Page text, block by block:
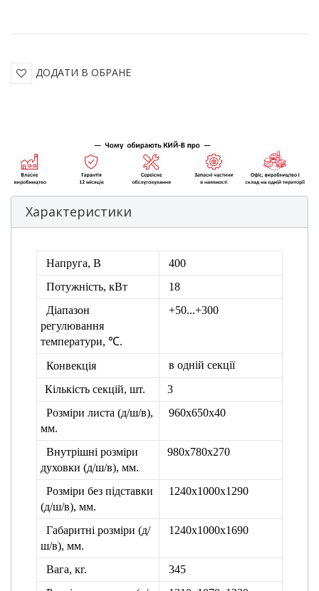
ДОДАТИ В ОБРАНЕ
Характеристики
Напруга, В
400
Потужність, кВт
18
Діапазон
регулювання
температури, ℃.
+50...+300
Конвекція
в одній секції
Кількість секцій, шт.
3
Розміри листа (д/ш/в),
мм.
960х650х40
Внутрішні розміри
духовки (д/ш/в), мм.
980х780х270
Розміри без підставки
(д/ш/в), мм.
1240x1000x1290
Габаритні розміри (д/
ш/в), мм.
1240x1000x1690
Вага, кг.
345